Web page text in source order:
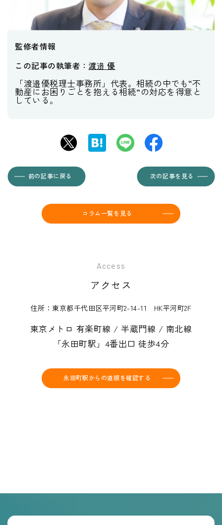
監修者情報
この記事の執筆者： 渡邉 優
「渡邉優税理士事務所」代表。相続の中でも“不
動産にお困りごとを抱える相続”の対応を得意と
している。
前の記事に戻る 次の記事を見る
コラム一覧を見る
Access
アクセス
住所：東京都千代田区平河町2-14-11 HK平河町2F
東京メトロ 有楽町線 / 半蔵門線 / 南北線
「永田町駅」4番出口 徒歩4分
永田町駅からの道順を確認する